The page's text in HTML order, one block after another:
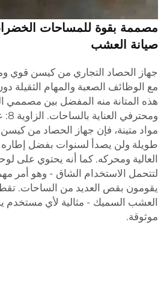
مصممة بقوة للمساحات
صيانة العشب
جهاز الحصاد التجاري من كيسن قوي
مع الوظائف الصعبة والمهام الثقيلة
هذه المتانة منه المفضل بين مصممي
مواد متينة، فإن جهاز الحصاد من
طويلة ولن يصدأ لسنوات بفضل إطاره
العالية ومحركه. كما أنه يحتوي على
لتتحمل الاستخدام الشاق - وهو أمر
يقومون بقص العديد من الساحات.
العشب السميك - مثالية لأي مستخدم
موثوقة.